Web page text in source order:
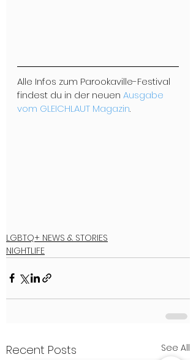
Alle Infos zum Parookaville-Festival
findest du in der neuen Ausgabe
vom GLEICHLAUT Magazin.
LGBTQ+ NEWS & STORIES
NIGHTLIFE
Recent Posts See All